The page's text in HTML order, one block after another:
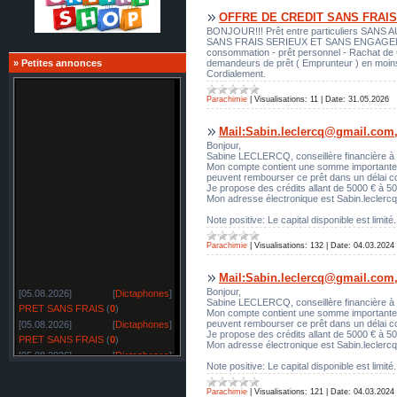
» Petites annonces
[05.08.2026] [Dictaphones]
PRET SANS FRAIS (0)
[05.08.2026]
[Dictaphones]
PRET SANS FRAIS (0)
[05.08.2026]
[Dictaphones]
OFFRE DE CREDIT SANS FRAIS
BONJOUR!!! Prêt entre particuliers SANS
SANS FRAIS SERIEUX ET SANS
consommation - prêt personnel - Rachat
demandeurs de prêt ( Emprunteur ) en
Cordialement.
Parachimie Visualisations: 11 Date: 31.05.2026
Bonjour,
Sabine LECLERCQ, conseillère financière
Mon compte contient une somme
peuvent rembourser ce prêt dans un délai
Je propose des crédits allant de 5000 € à
Mon adresse électronique est
Note positive: Le capital disponible est limité.
Parachimie Visualisations: 132 Date: 04.03.2024
Bonjour,
Sabine LECLERCQ, conseillère financière
Mon compte contient une somme
peuvent rembourser ce prêt dans un délai
Je propose des crédits allant de 5000 € à
Mon adresse électronique est
Note positive: Le capital disponible est limité.
Parachimie Visualisations: 121 Date: 04.03.2024